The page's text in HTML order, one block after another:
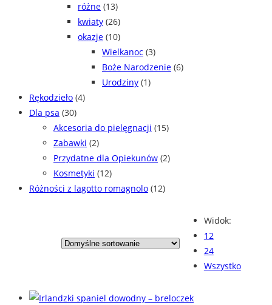
Widok:
12
24
Wszystko
różne (13)
kwiaty (26)
okazje (10)
Wielkanoc (3)
Boże Narodzenie (6)
Urodziny (1)
Rękodzieło (4)
Dla psa (30)
Akcesoria do pielęgnacji (15)
Zabawki (2)
Przydatne dla Opiekunów (2)
Kosmetyki (12)
Różności z lagotto romagnolo (12)